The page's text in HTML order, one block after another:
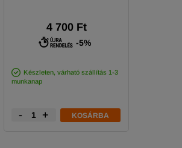
4 700 Ft
-5%
Készleten, várható szállítás 1-3
munkanap
- + KOSÁRBA